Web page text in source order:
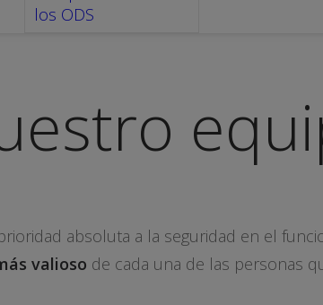
los ODS
absoluta a la seguridad en el
valioso de cada una de las personas